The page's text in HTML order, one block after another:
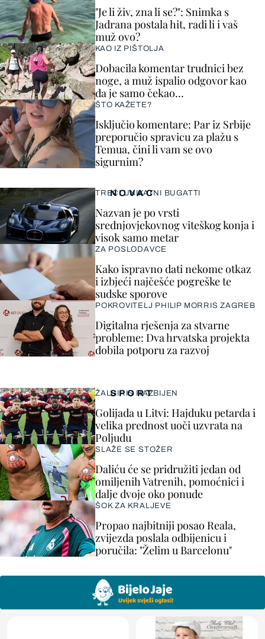
"Je li živ, zna li se?": Snimka s
Jadrana postala hit, radi li i vaš
muž ovo?
KAO IZ PIŠTOLJA
Dobacila komentar trudnici bez
noge, a muž ispalio odgovor kao
da je samo čekao…
ŠTO KAŽETE?
Isključio komentare: Par iz Srbije
preporučio spravicu za plažu s
Temua, čini li vam se ovo
sigurnim?
SPORT
ŽALGIRIS RAZBIJEN
Golijada u Litvi: Hajduku petarda i
velika prednost uoči uzvrata na
Poljudu
SLAŽE SE STOŽER
Daliću će se pridružiti jedan od
omiljenih Vatrenih, pomoćnici i
dalje dvoje oko ponude
ŠOK ZA KRALJEVE
Propao najbitniji posao Reala,
zvijezda poslala odbijenicu i
poručila: "Želim u Barcelonu"
NOVAC
TREĆI UNIKATNI BUGATTI
Nazvan je po vrsti
srednjovjekovnog viteškog konja i
visok samo metar
ZA POSLODAVCE
Kako ispravno dati nekome otkaz
i izbjeći najčešće pogreške te
sudske sporove
POKROVITELJ PHILIP MORRIS ZAGREB
Digitalna rješenja za stvarne
probleme: Dva hrvatska projekta
dobila potporu za razvoj